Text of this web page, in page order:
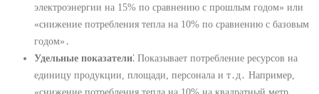
электроэнергии на 15% по сравнению с прошлым годом» или
«снижение потребления тепла на 10% по сравнению с базовым
годом»․
Удельные показатели⁚ Показывает потребление ресурсов на
единицу продукции, площади, персонала и т․д․ Например,
«снижение потребления тепла на 10% на квадратный метр